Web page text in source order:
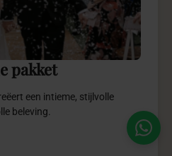
pakket
een intieme, stijlvolle
beleving.